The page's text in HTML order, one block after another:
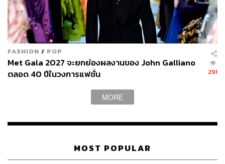
FASHION / POP
Met Gala 2027 จะยกย่องผลงานของ John Galliano
ตลอด 40 ปีในวงการแฟชั่น
291
MORE
MOST POPULAR